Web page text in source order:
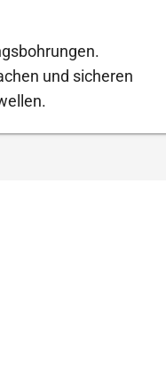
und sicheren